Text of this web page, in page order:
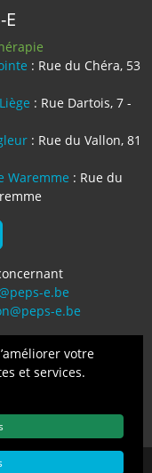
E
: Rue du Chéra, 53
: Rue Dartois, 7 -
: Rue du Vallon, 81
Waremme : Rue du
e.be
e.be
-Conditions
votre
et services.